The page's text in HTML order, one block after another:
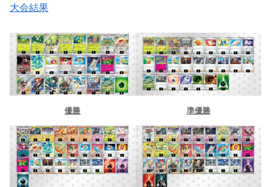
大会結果
優勝 準優勝